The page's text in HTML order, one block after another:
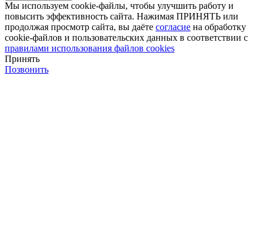
Мы используем cookie-файлы, чтобы улучшить работу и
повысить эффективность сайта. Нажимая ПРИНЯТЬ или
продолжая просмотр сайта, вы даёте согласие на обработку
cookie-файлов и пользовательских данных в соответствии с
правилами использования файлов cookies
Принять
Позвонить